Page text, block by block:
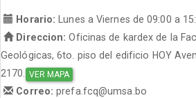
Horario: Lunes a Viernes de 09:00 a
Direccion: Oficinas de kardex de la
Geológicas, 6to. piso del edificio HOY
2170. VER MAPA
Correo:prefa.fcq@umsa.bo